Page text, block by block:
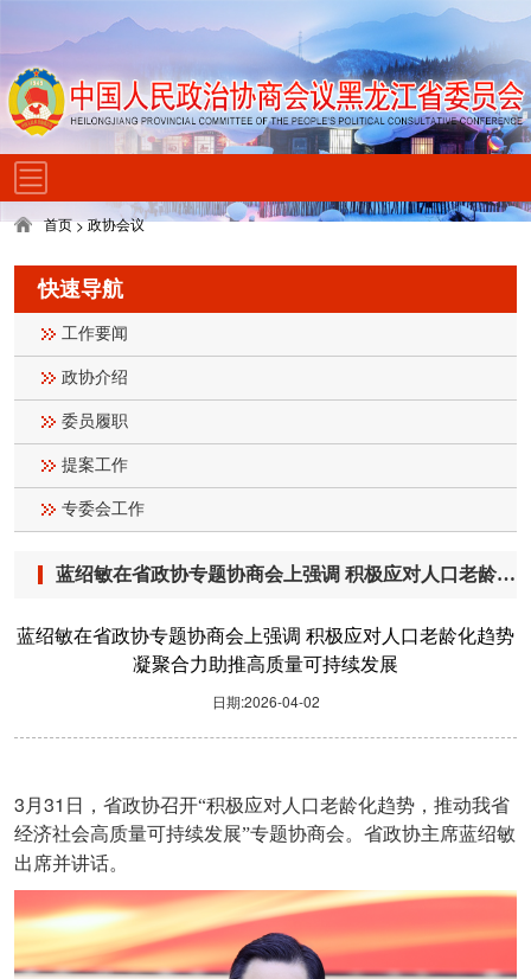
首页>政协会议
快速导航
工作要闻
政协介绍
委员履职
提案工作
专委会工作
蓝绍敏在省政协专题协商会上强调 积极应对人口老龄化趋势 凝聚合力助推高质量可持续发展
蓝绍敏在省政协专题协商会上强调 积极应对人口老龄化趋势
凝聚合力助推高质量可持续发展
日期:2026-04-02
3 月 31 日，省政协召开“积极应对人口老龄化趋势，推动我省
经济社会高质量可持续发展”专题协商会。省政协主席蓝绍敏
出席并讲话。